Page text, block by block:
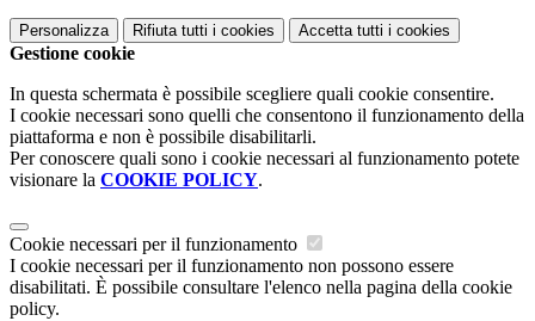
Personalizza Rifiuta tutti i cookies Accetta tutti i cookies
Gestione cookie
In questa schermata è possibile scegliere quali cookie consentire.
I cookie necessari sono quelli che consentono il funzionamento della
piattaforma e non è possibile disabilitarli.
Per conoscere quali sono i cookie necessari al funzionamento potete
visionare la COOKIE POLICY.
Cookie necessari per il funzionamento
I cookie necessari per il funzionamento non possono essere
disabilitati. È possibile consultare l'elenco nella pagina della cookie
policy.